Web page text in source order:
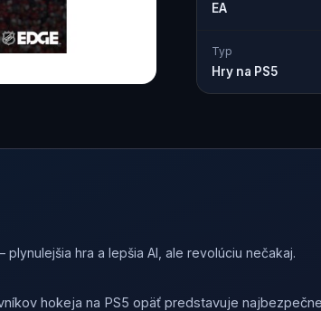
EA
Typ
Hry na PS5
hra a lepšia AI, ale revolúciu nečakaj.
hokeja na PS5 opäť predstavuje